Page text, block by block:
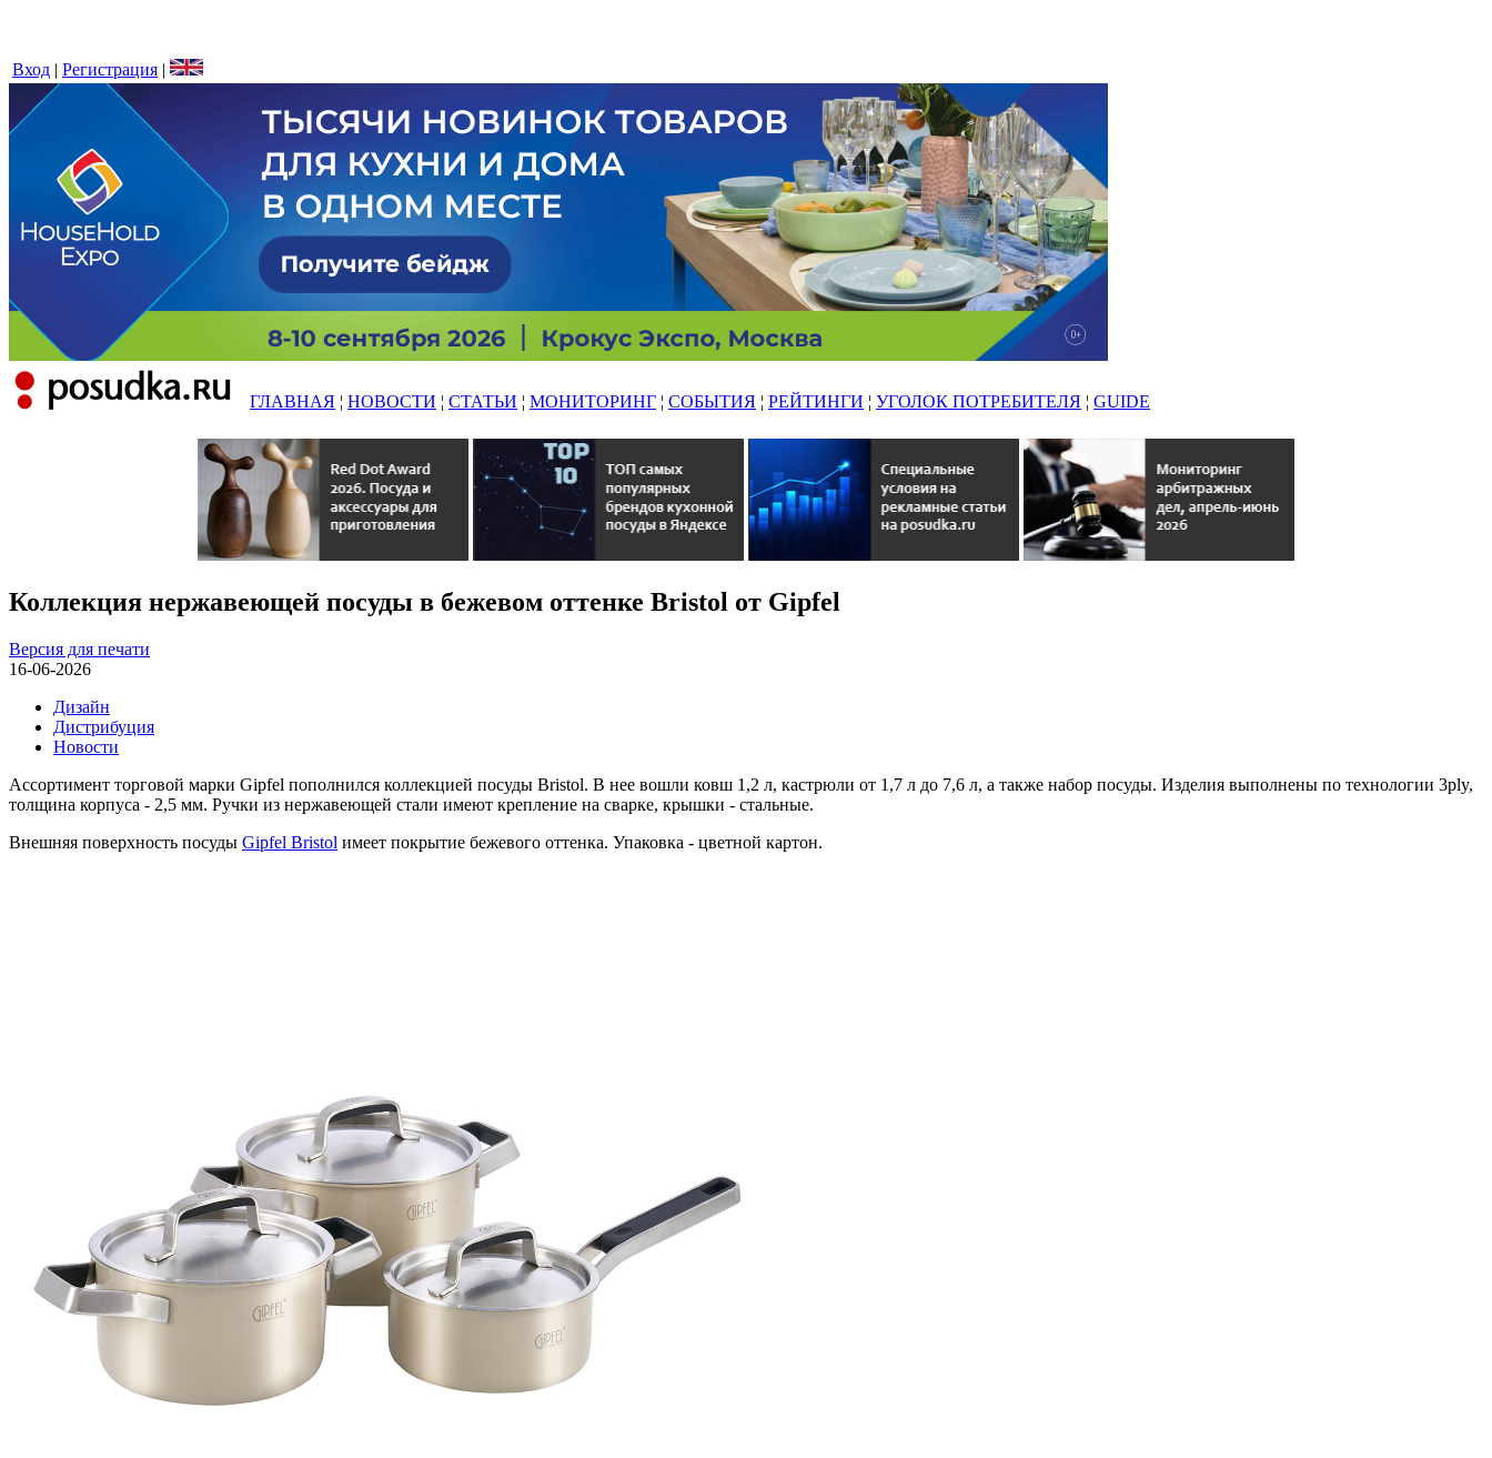
Вход | Регистрация |
ГЛАВНАЯ ¦ НОВОСТИ ¦ СТАТЬИ ¦ МОНИТОРИНГ ¦ СОБЫТИЯ ¦ РЕЙТИНГИ ¦ УГОЛОК ПОТРЕБИТЕЛЯ ¦ GUIDE
Коллекция нержавеющей посуды в бежевом оттенке Bristol от Gipfel
Версия для печати
16-06-2026
Дизайн
Дистрибуция
Новости
Ассортимент торговой марки Gipfel пополнился коллекцией посуды Bristol. В нее вошли ковш 1,2 л, кастрюли от 1,7 л до 7,6 л, а также набор посуды. Изделия выполнены по технологии 3ply,
толщина корпуса - 2,5 мм. Ручки из нержавеющей стали имеют крепление на сварке, крышки - стальные.
Внешняя поверхность посуды Gipfel Bristol имеет покрытие бежевого оттенка. Упаковка - цветной картон.